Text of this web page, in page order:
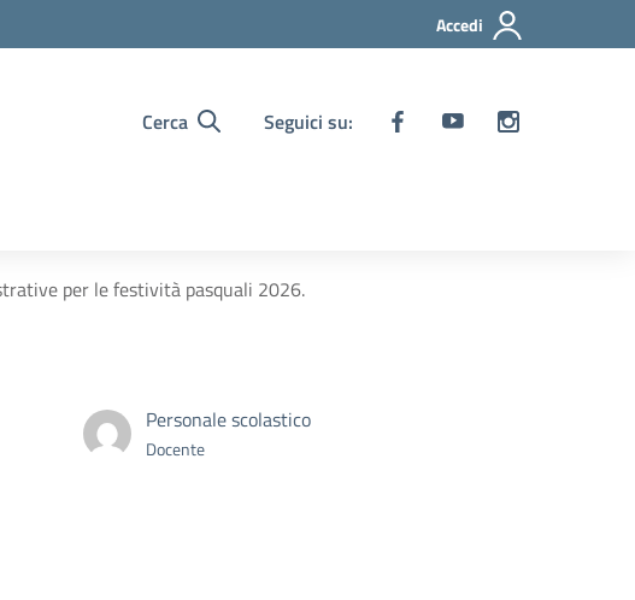
Accedi
Cerca Seguici su:
per le festività pasquali 2026.
Personale scolastico
Docente